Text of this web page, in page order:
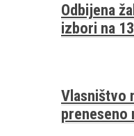
Odbijena
izbori na
Vlasništvo
preneseno